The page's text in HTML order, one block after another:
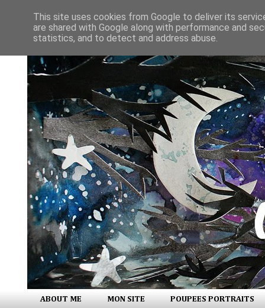
ABOUT ME MON SITE POUPEES PORTRAITS
This site uses cookies from Google to deliver its
are shared with Google along with performance and
statistics, and to detect and address abuse.